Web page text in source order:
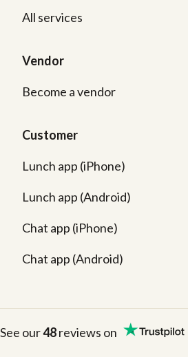
All services
Vendor
Become a vendor
Customer
Lunch app (iPhone)
Lunch app (Android)
Chat app (iPhone)
Chat app (Android)
See our48reviews on